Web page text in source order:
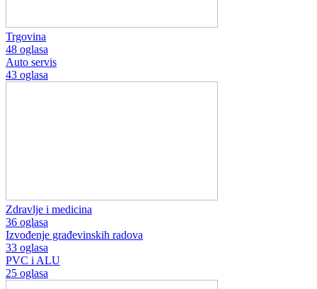
Trgovina
48 oglasa
Auto servis
43 oglasa
Zdravlje i medicina
36 oglasa
Izvođenje građevinskih radova
33 oglasa
PVC i ALU
25 oglasa